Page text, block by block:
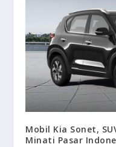
Mobil Kia Sonet,
Minati Pasar